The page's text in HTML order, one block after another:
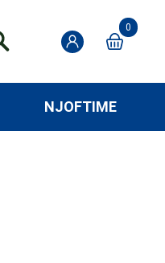
0
NJOFTIME